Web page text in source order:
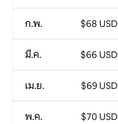
ก.พ.
มี.ค.
เม.ย.
พ.ค.
$68 USD
$66 USD
$69 USD
$70 USD